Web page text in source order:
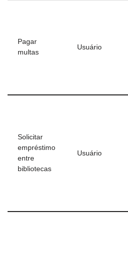
Pagar
multas
Usuário
Solicitar
empréstimo
entre
bibliotecas
Usuário